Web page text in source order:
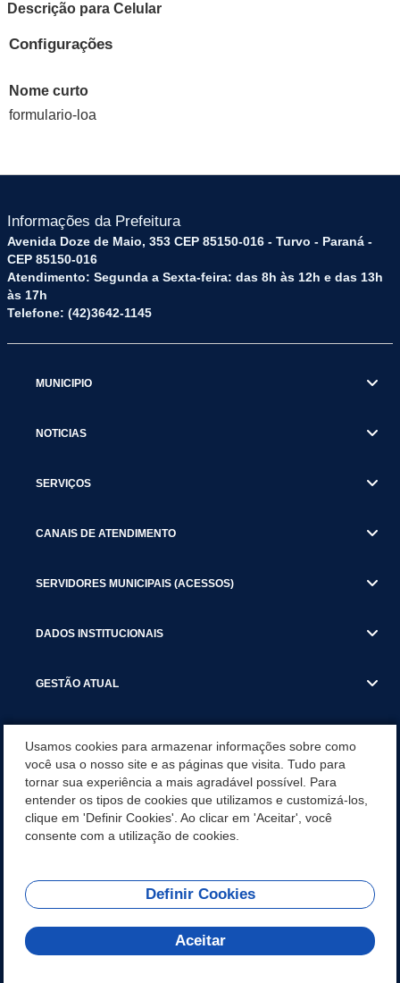
Descrição para Celular
Configurações
Nome curto
formulario-loa
Informações da Prefeitura
Avenida Doze de Maio, 353 CEP 85150-016 - Turvo - Paraná -
CEP 85150-016
Atendimento: Segunda a Sexta-feira: das 8h às 12h e das 13h
às 17h
Telefone: (42)3642-1145
MUNICIPIO
NOTICIAS
SERVIÇOS
CANAIS DE ATENDIMENTO
SERVIDORES MUNICIPAIS (ACESSOS)
DADOS INSTITUCIONAIS
GESTÃO ATUAL
PESQUISA DE SATISFAÇÃO DOS SERVIDORES - SISTEMAS E
SERVIÇOS DIGITAIS
BANNERS
REDES SOCIAIS
Usamos cookies para armazenar informações sobre como
você usa o nosso site e as páginas que visita. Tudo para
tornar sua experiência a mais agradável possível. Para
entender os tipos de cookies que utilizamos e customizá-los,
clique em 'Definir Cookies'. Ao clicar em 'Aceitar', você
consente com a utilização de cookies.
Definir Cookies
Aceitar